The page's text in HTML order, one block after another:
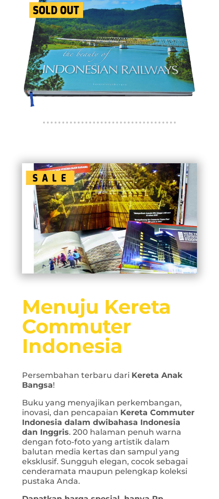
Menuju Kereta
Commuter
Indonesia
Persembahan terbaru dari Kereta Anak
Bangsa!
Buku yang menyajikan perkembangan,
inovasi, dan pencapaian Kereta Commuter
Indonesia dalam dwibahasa Indonesia
dan Inggris. 200 halaman penuh warna
dengan foto-foto yang artistik dalam
balutan media kertas dan sampul yang
eksklusif. Sungguh elegan, cocok sebagai
cenderamata maupun pelengkap koleksi
pustaka Anda.